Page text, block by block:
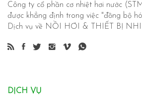
Công ty cổ phần cơ nhiệt hơi nước
được khẳng định trong việc "đồng bộ
Dịch vụ về NỒI HƠI & THIẾT BỊ
DỊCH VỤ